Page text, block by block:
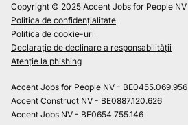
Copyright © 2025 Accent Jobs for People NV
Politica de confidențialitate
Politica de cookie-uri
Declarație de declinare a responsabilității
Atenție la phishing
Accent Jobs for People NV - BE0455.069.956
Accent Construct NV - BE0887.120.626
Accent Jobs NV - BE0654.755.146